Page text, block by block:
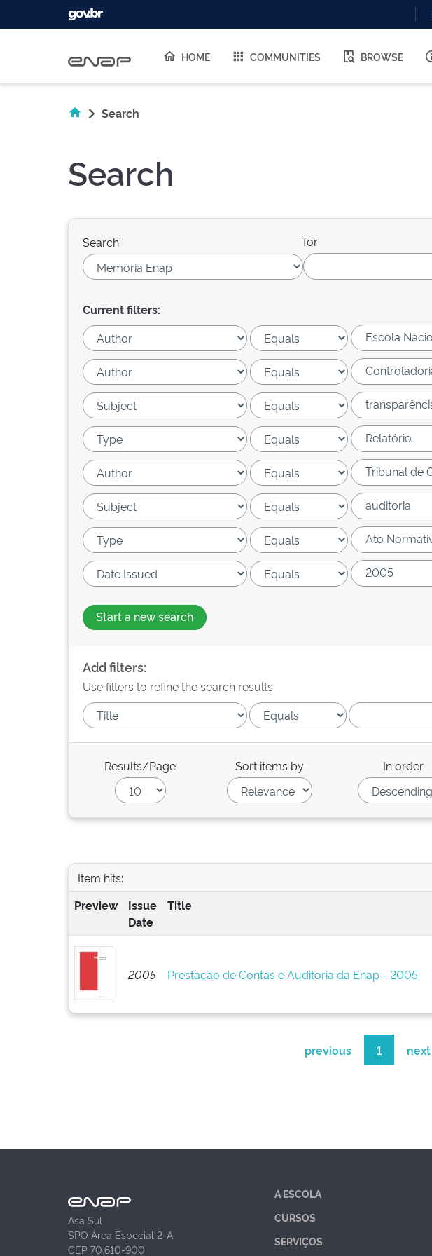
HOME COMMUNITIES BROWSE
Search
Search
Search: for
Current filters:
Start a new search
Add filters:
Use filters to refine the search results.
Results/Page Sort items by In order
Item hits:
Preview
Issue
Date
Title
2005 Prestação de Contas e Auditoria da Enap - 2005
previous 1 next
Asa Sul
SPO Área Especial 2-A
CEP 70.610-900
A ESCOLA
CURSOS
SERVIÇOS